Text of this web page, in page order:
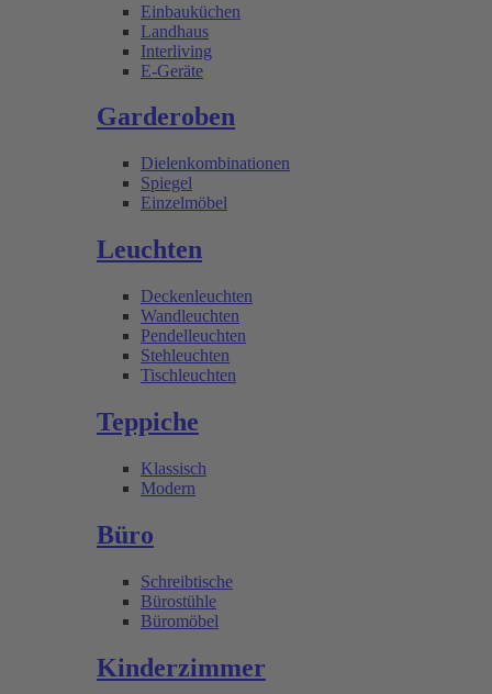
Einbauküchen
Landhaus
Interliving
E-Geräte
Garderoben
Dielenkombinationen
Spiegel
Einzelmöbel
Leuchten
Deckenleuchten
Wandleuchten
Pendelleuchten
Stehleuchten
Tischleuchten
Teppiche
Klassisch
Modern
Büro
Schreibtische
Bürostühle
Büromöbel
Kinderzimmer